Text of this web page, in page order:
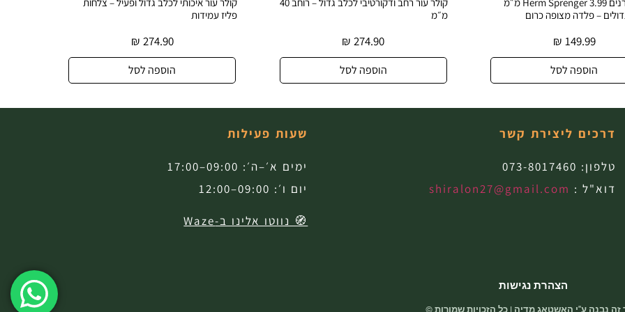
– פלדה מצופה כרום
149.99
₪
הוספה לסל
מ״מ
274.90
₪
הוספה לסל
פליז עמידות
274.90
₪
הוספה לסל
דרכים ליצירת קשר
טלפון: 073-8017460
דוא"ל : shiralon27@gmail.com
שעות פעילות
ימים א׳–ה׳: 09:00–17:00
יום ו׳: 09:00–12:00
🧭 נווטו אלינו ב-Waze
הצהרת נגישות
זה נבנה ע"י האשטאג מדיה | כל הזכויות שמורות ©